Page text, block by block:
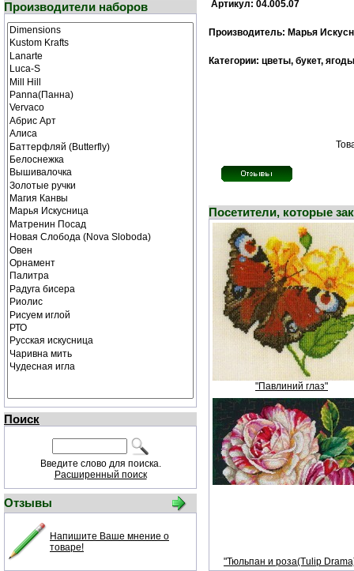
Производители наборов
Поиск
Введите слово для поиска.
Расширенный поиск
Отзывы
Напишите Ваше мнение о
товаре!
Артикул: 04.005.07
Производитель: Марья
Категории: цветы, букет, ягоды
Посетители, которые
"Павлиний глаз"
"Тюльпан и роза(Tulip